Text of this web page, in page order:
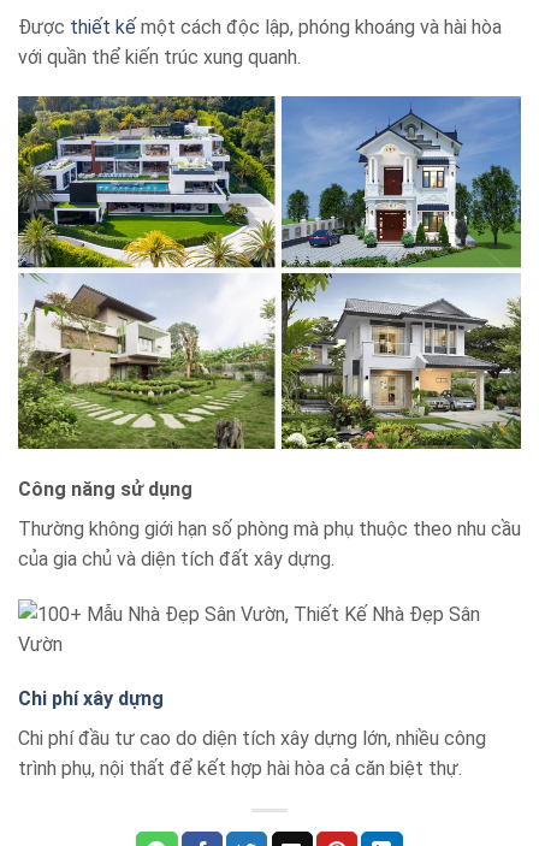
Được thiết kế một cách độc lập, phóng khoáng và hài hòa
với quần thể kiến trúc xung quanh.
Công năng sử dụng
Thường không giới hạn số phòng mà phụ thuộc theo nhu cầu
của gia chủ và diện tích đất xây dựng.
Chi phí xây dựng
Chi phí đầu tư cao do diện tích xây dựng lớn, nhiều công
trình phụ, nội thất để kết hợp hài hòa cả căn biệt thự.